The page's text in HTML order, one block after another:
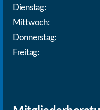
Dienstag:
Mittwoch:
Donnerstag:
Freitag: